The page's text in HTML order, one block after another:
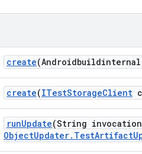
create
create(ITestStorageClient
runUpdate(String invocation
ObjectUpdater. TestArtifact